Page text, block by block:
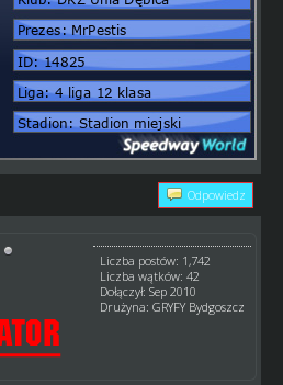
Odpowiedz
Liczba postów: 1,742
Liczba wątków: 42
Dołączył: Sep 2010
Drużyna: GRYFY Bydgoszcz